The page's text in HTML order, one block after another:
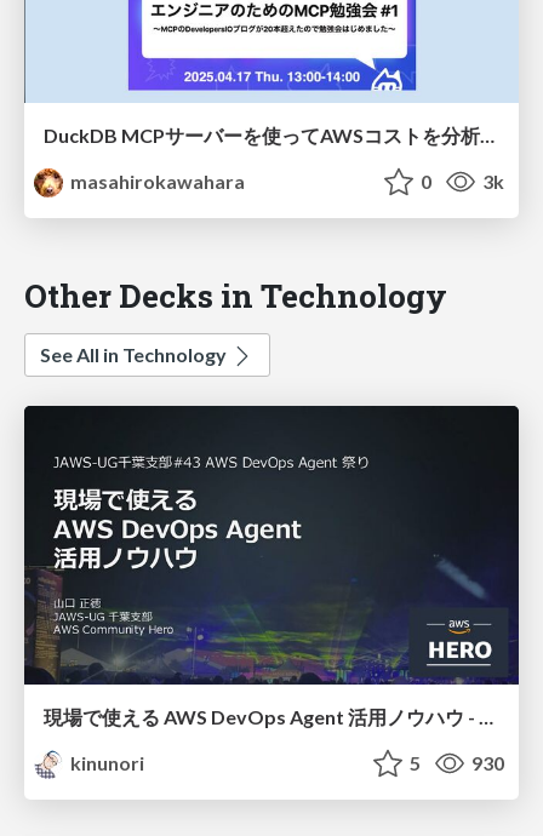
DuckDB MCPサーバーを使ってAWSコストを分析させてみた / AWS cost analysis with DuckDB MCP server
masahirokawahara
0 3k
Other Decks in Technology
See All in Technology
kinunori
5 930